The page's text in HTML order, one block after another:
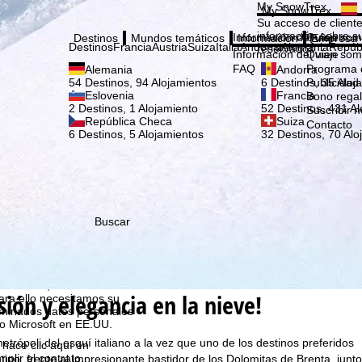
nosotros, TravelTrex
ello necesitamos su
datos personales
en EE.UU.
clic aquí en
el contrato.
My SnowTrex
My SnowTrex
Su acceso de
información sobre
reservados.
Destinos
DestinosFranciaAustriaSuizaItaliaAndorraAlemania
Alemania
54 Destinos, 94 Alojamientos
Andorra
6 Destinos, 35
Eslovenia
2 Destinos, 1 Alojamiento
Francia
52 Destinos, 431
República Checa
6 Destinos, 5 Alojamientos
Suiza
32 Destinos, 70
Mundos temáticos Información
Información del viaje
Información del viaje
FAQ
Empresa
Quien
Quien
Programa
Bono
Suscribir
Contacto
Buscar
y elegancia en la nieve!
del esquí italiano a la vez que uno de los destinos preferidos
frente al impresionante bastidor de los Dolomitas de Brenta, junto